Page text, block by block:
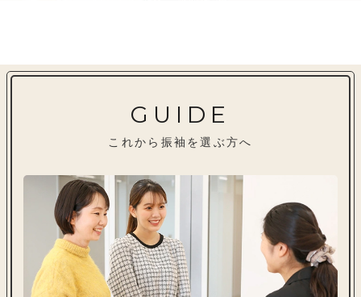
GUIDE
これから振袖を選ぶ方へ